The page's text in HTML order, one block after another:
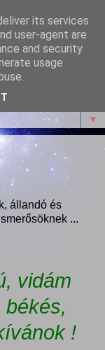
Mosollyal,
▼
állandó és
...
vidám
!
its services
user-agent are
and security
usage